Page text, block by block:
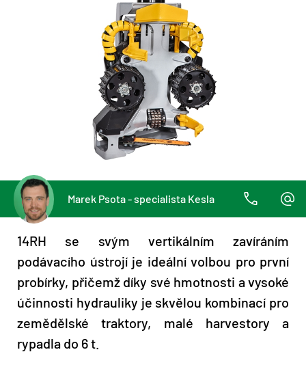
Marek Psota - specialista Kesla
14RH se svým vertikálním zavíráním
podávacího ústrojí je ideální volbou pro první
probírky, přičemž díky své hmotnosti a vysoké
účinnosti hydrauliky je skvělou kombinací pro
zemědělské traktory, malé harvestory a
rypadla do 6 t.